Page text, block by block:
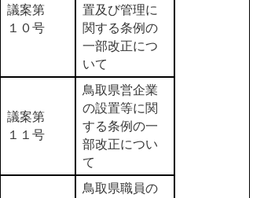
議案第
１０号
置及び管理に
関する条例の
一部改正につ
いて
議案第
１１号
鳥取県営企業
の設置等に関
する条例の一
部改正につい
て
鳥取県職員の